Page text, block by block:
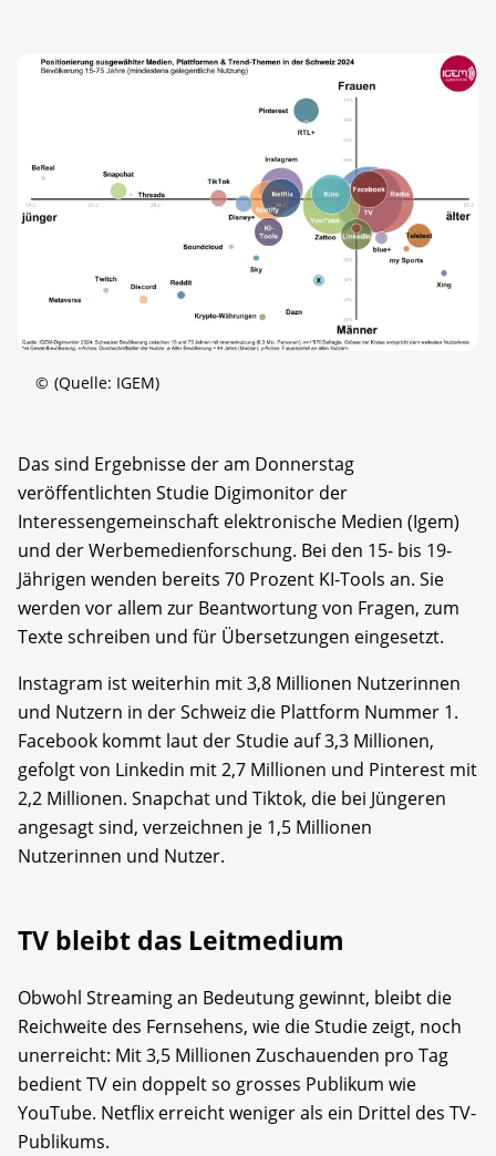
© (Quelle: IGEM)
Das sind Ergebnisse der am Donnerstag
veröffentlichten Studie Digimonitor der
Interessengemeinschaft elektronische Medien (Igem)
und der Werbemedienforschung. Bei den 15- bis 19-
Jährigen wenden bereits 70 Prozent KI-Tools an. Sie
werden vor allem zur Beantwortung von Fragen, zum
Texte schreiben und für Übersetzungen eingesetzt.
Instagram ist weiterhin mit 3,8 Millionen Nutzerinnen
und Nutzern in der Schweiz die Plattform Nummer 1.
Facebook kommt laut der Studie auf 3,3 Millionen,
gefolgt von Linkedin mit 2,7 Millionen und Pinterest mit
2,2 Millionen. Snapchat und Tiktok, die bei Jüngeren
angesagt sind, verzeichnen je 1,5 Millionen
Nutzerinnen und Nutzer.
TV bleibt das Leitmedium
Obwohl Streaming an Bedeutung gewinnt, bleibt die
Reichweite des Fernsehens, wie die Studie zeigt, noch
unerreicht: Mit 3,5 Millionen Zuschauenden pro Tag
bedient TV ein doppelt so grosses Publikum wie
YouTube. Netflix erreicht weniger als ein Drittel des TV-
Publikums.